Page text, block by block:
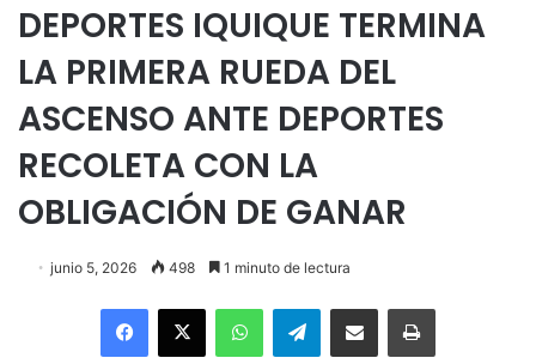
DEPORTES IQUIQUE TERMINA
LA PRIMERA RUEDA DEL
ASCENSO ANTE DEPORTES
RECOLETA CON LA
OBLIGACIÓN DE GANAR
junio 5, 2026 498 1 minuto de lectura
Facebook
X WhatsAppTelegramEnviar vía email Imprimir